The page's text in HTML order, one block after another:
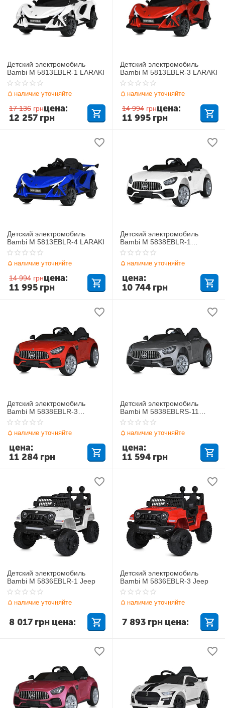
Детский электромобиль
Bambi M 5813EBLR-1 LARAKI
наличие уточняйте
17 136 грн
12 257 грн
цена:
Детский электромобиль
Bambi M 5813EBLR-3 LARAKI
наличие уточняйте
14 994 грн
11 995 грн
цена:
Детский электромобиль
Bambi M 5813EBLR-4 LARAKI
наличие уточняйте
14 994 грн
11 995 грн
цена:
Детский электромобиль
Bambi M 5838EBLR-1
Mercedes-Benz
наличие уточняйте
10 744 грн
цена:
Детский электромобиль
Bambi M 5838EBLR-3
Mercedes-Benz
наличие уточняйте
11 284 грн
цена:
Детский электромобиль
Bambi M 5838EBLRS-11
Mercedes-Benz
наличие уточняйте
11 594 грн
цена:
Детский электромобиль
Bambi M 5836EBLR-1 Jeep
наличие уточняйте
8 017 грн цена:
Детский электромобиль
Bambi M 5836EBLR-3 Jeep
наличие уточняйте
7 893 грн цена: